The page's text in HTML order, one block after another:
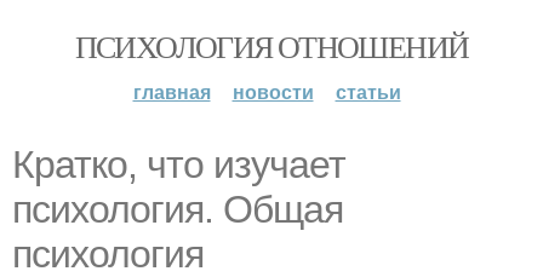
ПСИХОЛОГИЯ ОТНОШЕНИЙ
главная новости статьи
Кратко, что изучает
психология. Общая
психология